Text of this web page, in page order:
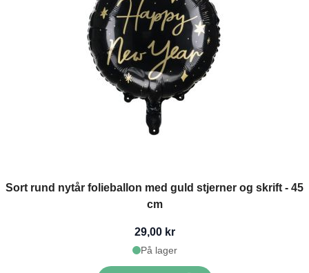
Sort rund nytår folieballon med guld stjerner og skrift - 45
cm
29,00 kr
På lager